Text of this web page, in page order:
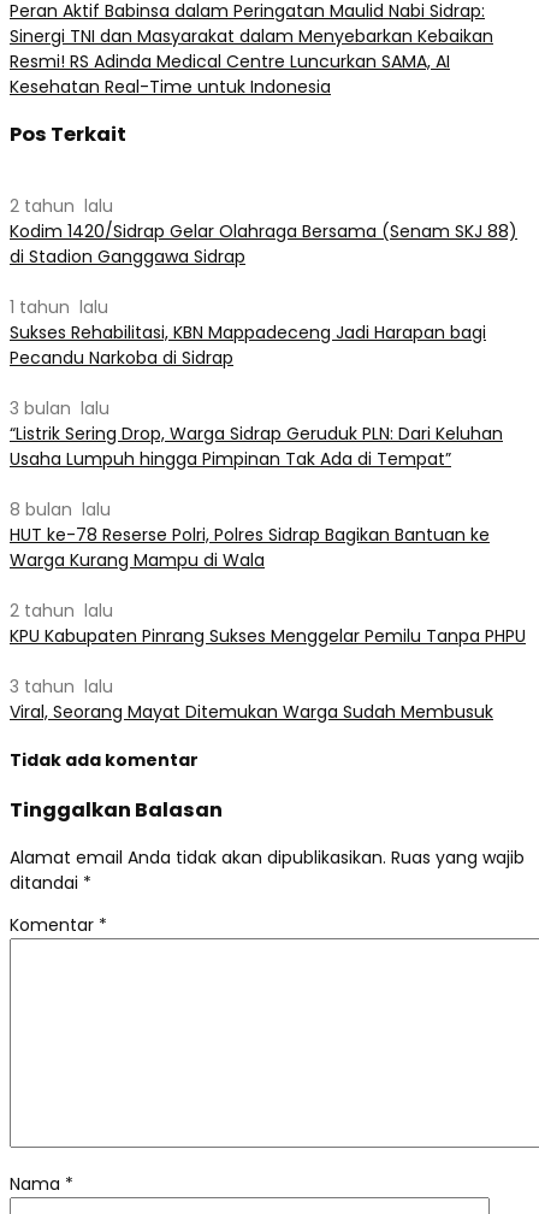
Peran Aktif Babinsa dalam Peringatan Maulid Nabi Sidrap:
Sinergi TNI dan Masyarakat dalam Menyebarkan Kebaikan
Resmi! RS Adinda Medical Centre Luncurkan SAMA, AI
Kesehatan Real-Time untuk Indonesia
Pos Terkait
2 tahun lalu
Kodim 1420/Sidrap Gelar Olahraga Bersama (Senam SKJ 88)
di Stadion Ganggawa Sidrap
1 tahun lalu
Sukses Rehabilitasi, KBN Mappadeceng Jadi Harapan bagi
Pecandu Narkoba di Sidrap
3 bulan lalu
“Listrik Sering Drop, Warga Sidrap Geruduk PLN: Dari Keluhan
Usaha Lumpuh hingga Pimpinan Tak Ada di Tempat”
8 bulan lalu
HUT ke-78 Reserse Polri, Polres Sidrap Bagikan Bantuan ke
Warga Kurang Mampu di Wala
2 tahun lalu
KPU Kabupaten Pinrang Sukses Menggelar Pemilu Tanpa PHPU
3 tahun lalu
Viral, Seorang Mayat Ditemukan Warga Sudah Membusuk
Tidak ada komentar
Tinggalkan Balasan
Alamat email Anda tidak akan dipublikasikan. Ruas yang wajib
ditandai *
Komentar *
Nama *